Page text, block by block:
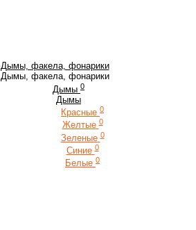
Дымы, факела, фонарики
Дымы, факела, фонарики
Дымы 0
Дымы
Красные 0
Желтые 0
Зеленые 0
Синие 0
Белые 0